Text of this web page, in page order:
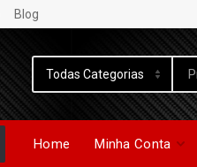
Blog
Home Minha Conta